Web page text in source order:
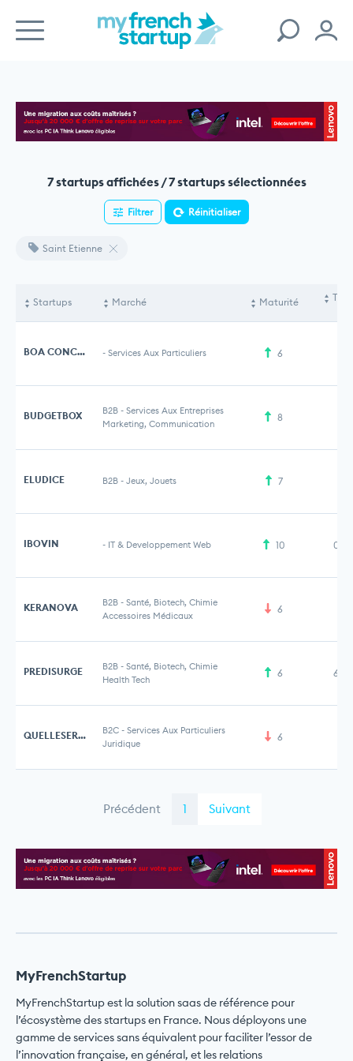
7 startups affichées / 7 startups sélectionnées
Filtrer Réinitialiser
Saint Etienne
Startups Marché Maturité
BOA CONCEPT - Services Aux Particuliers 6
BUDGETBOX B2B - Services Aux Entreprises
Marketing, Communication
8
ELUDICE B2B - Jeux, Jouets 7
IBOVIN - IT & Developpement Web 10
KERANOVA B2B - Santé, Biotech, Chimie
Accessoires Médicaux
6
PREDISURGE B2B - Santé, Biotech, Chimie
Health Tech
6
QUELLESERAMARETRAITE.FR B2C - Services Aux Particuliers
Juridique
6
Précédent 1 Suivant
MyFrenchStartup
MyFrenchStartup est la solution saas de référence pour
l’écosystème des startups en France. Nous déployons une
gamme de services sans équivalent pour faciliter l’essor de
l’innovation française, en général, et les relations